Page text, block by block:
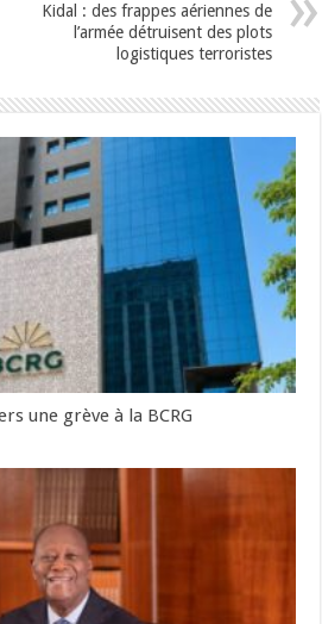
Kidal : des frappes aériennes de
l’armée détruisent des plots
logistiques terroristes
une grève à la BCRG